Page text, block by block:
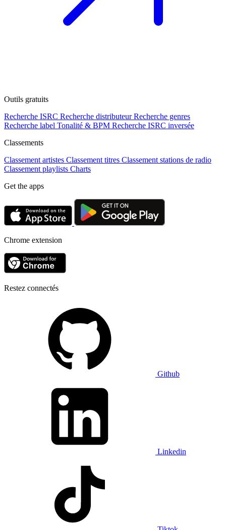
Outils gratuits
Recherche ISRC Recherche distributeur Recherche genres
Recherche label Tonalité & BPM Recherche ISRC inversée
Classements
Classement artistes Classement titres Classement stations de radio
Classement playlists Charts
Get the apps
Chrome extension
Restez connectés
Github
Linkedin